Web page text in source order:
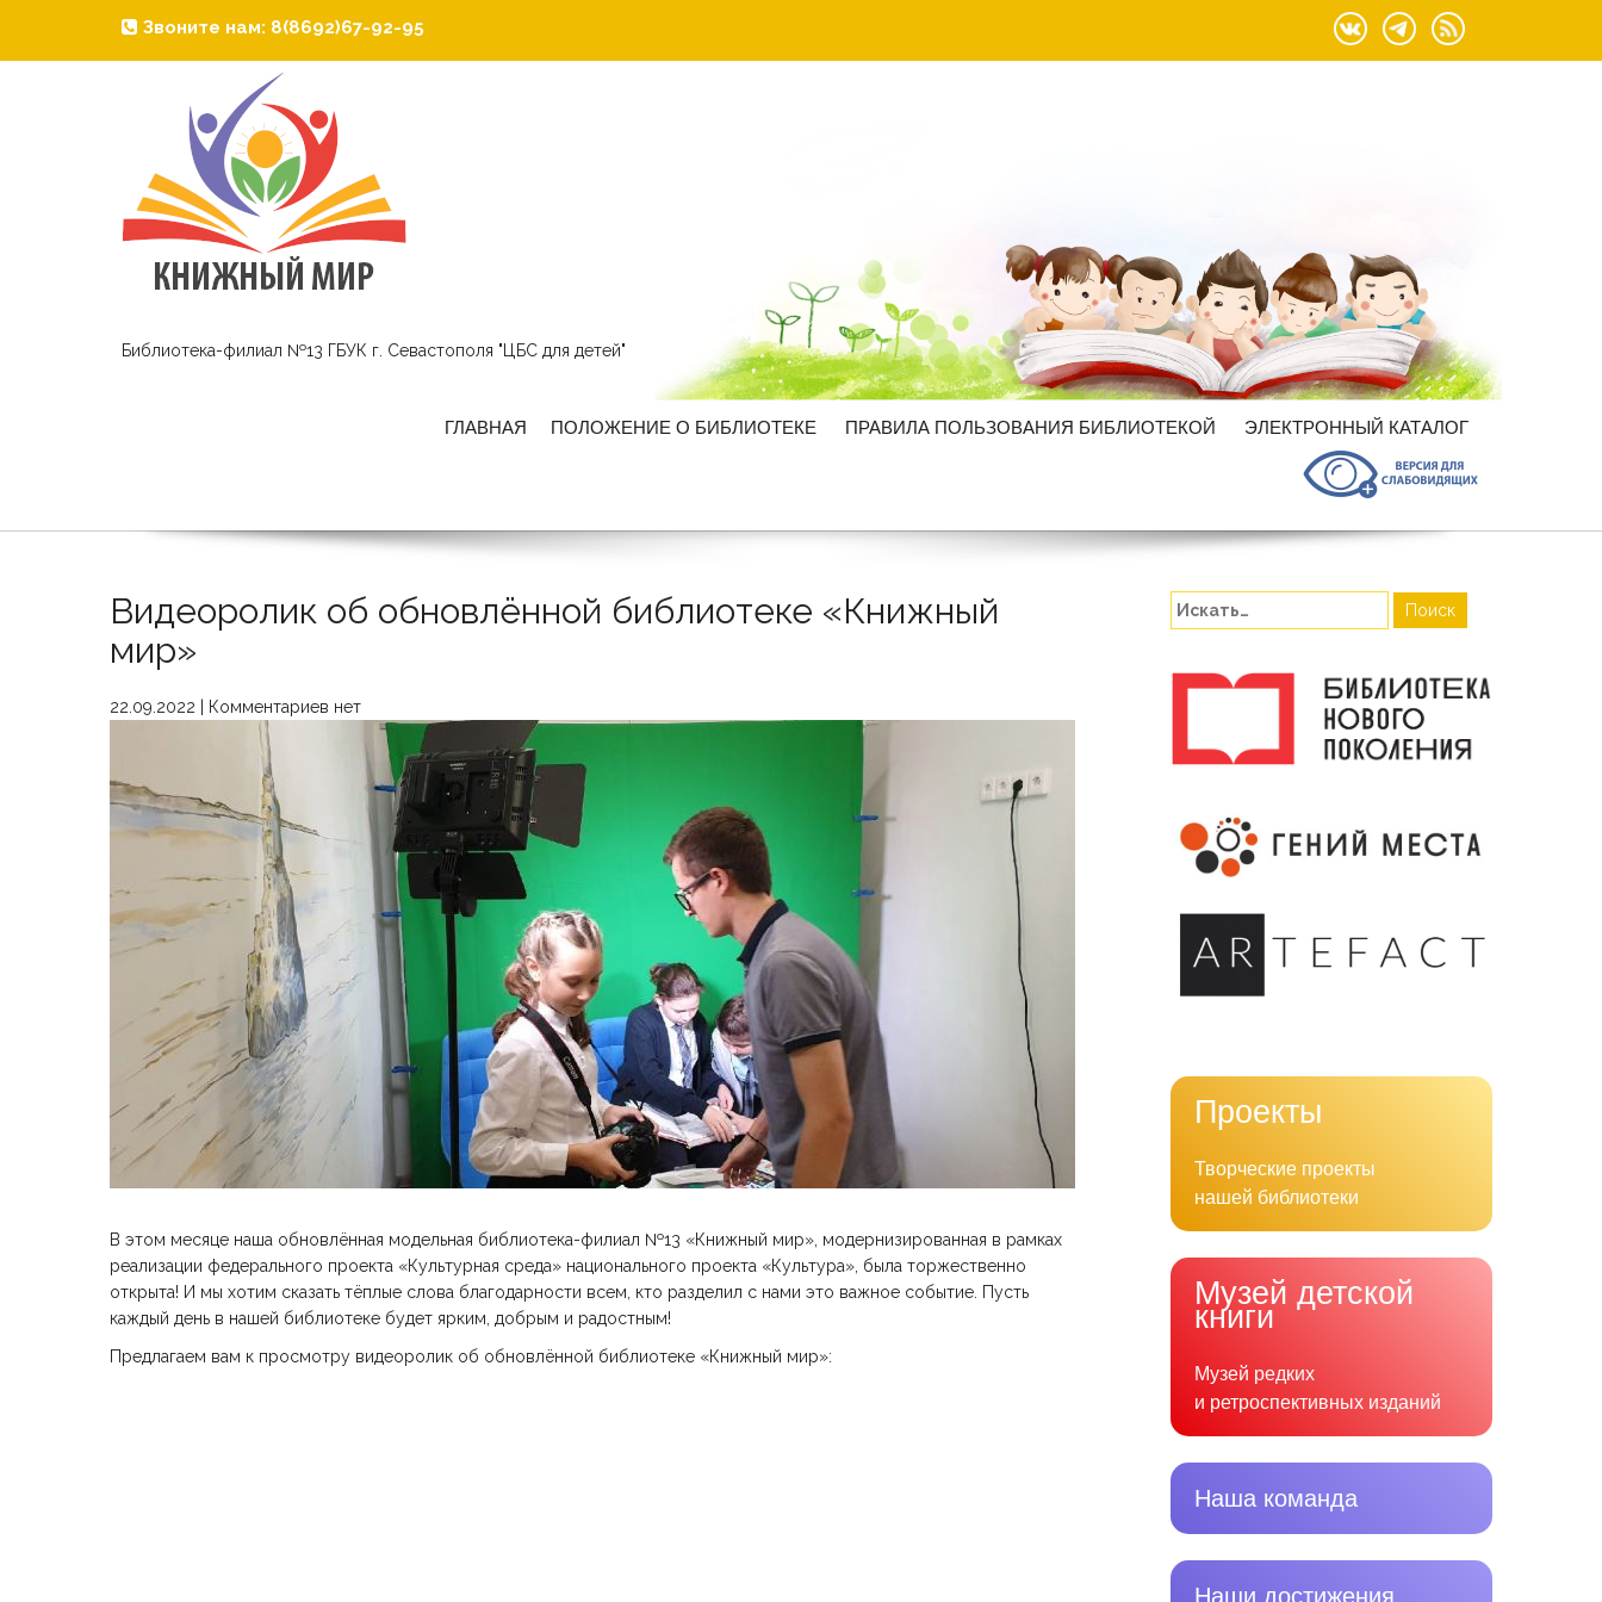
Звоните нам: 8(8692)67-92-95
Библиотека-филиал №13 ГБУК г. Севастополя "ЦБС для детей"
ГЛАВНАЯ ПОЛОЖЕНИЕ О БИБЛИОТЕКЕ ПРАВИЛА ПОЛЬЗОВАНИЯ БИБЛИОТЕКОЙ ЭЛЕКТРОННЫЙ КАТАЛОГ
Видеоролик об обновлённой библиотеке «Книжный
мир»
22.09.2022 Комментариев нет
В этом месяце наша обновлённая модельная библиотека-филиал №13 «Книжный мир», модернизированная в рамках
реализации федерального проекта «Культурная среда» национального проекта «Культура», была торжественно
открыта! И мы хотим сказать тёплые слова благодарности всем, кто разделил с нами это важное событие. Пусть
каждый день в нашей библиотеке будет ярким, добрым и радостным!
Предлагаем вам к просмотру видеоролик об обновлённой библиотеке «Книжный мир»:
Проекты
Творческие проекты
нашей библиотеки
Музей детской
книги
Музей редких
и ретроспективных изданий
Наша команда
Наши достижения